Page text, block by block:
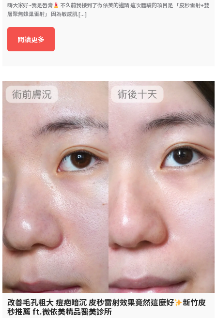
嗨大家好~我是唇膏
不久前我接到了微依美的邀請 這次體驗的項目是 「皮秒雷射+雙
層聚焦蜂巢雷射」 因為敏感肌 [...]
閱讀更多
改善毛孔粗大 痘疤暗沉 皮秒雷射效果竟然這麼好 新竹皮
秒推薦 ft.微依美精品醫美診所